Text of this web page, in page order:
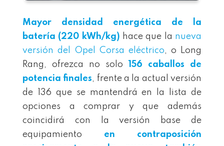
Mayor densidad energética de la
batería (220 kWh/kg) hace que la nueva
versión del Opel Corsa eléctrico, o Long
Rang, ofrezca no solo
156 caballos de
potencia finales, frente a la actual versión
de 136 que se mantendrá en la lista de
opciones a comprar y que además
coincidirá con la versión base de
equipamiento en contraposición